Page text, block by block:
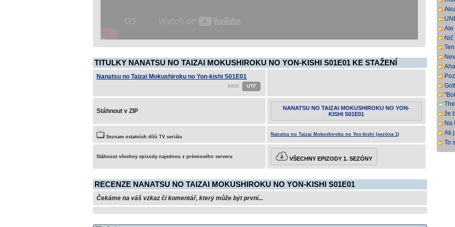
TITULKY NANATSU NO TAIZAI MOKUSHIROKU NO YON-KISHI S01E01 KE STAŽENÍ
Nanatsu no Taizai Mokushiroku no Yon-kishi S01E01
Stáhnout v ZIP
NANATSU NO TAIZAI MOKUSHIROKU NO YON-
KISHI S01E01
Seznam ostatních dílů TV seriálu Nanatsu no Taizai Mokushiroku no Yon-kishi (sezóna 1)
Stáhnout všechny epizody najednou z prémiového serveru VŠECHNY EPIZODY 1. SEZÓNY
RECENZE NANATSU NO TAIZAI MOKUSHIROKU NO YON-KISHI S01E01
Čekáme na váš vzkaz či komentář, který může být první...
full
Ale
ma
že
Na
Ak
To